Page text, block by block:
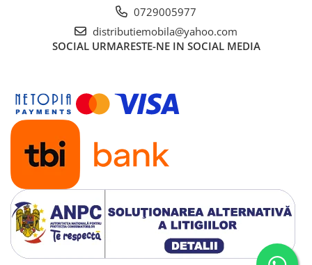
0729005977
distributiemobila@yahoo.com
SOCIAL URMARESTE-NE IN SOCIAL MEDIA